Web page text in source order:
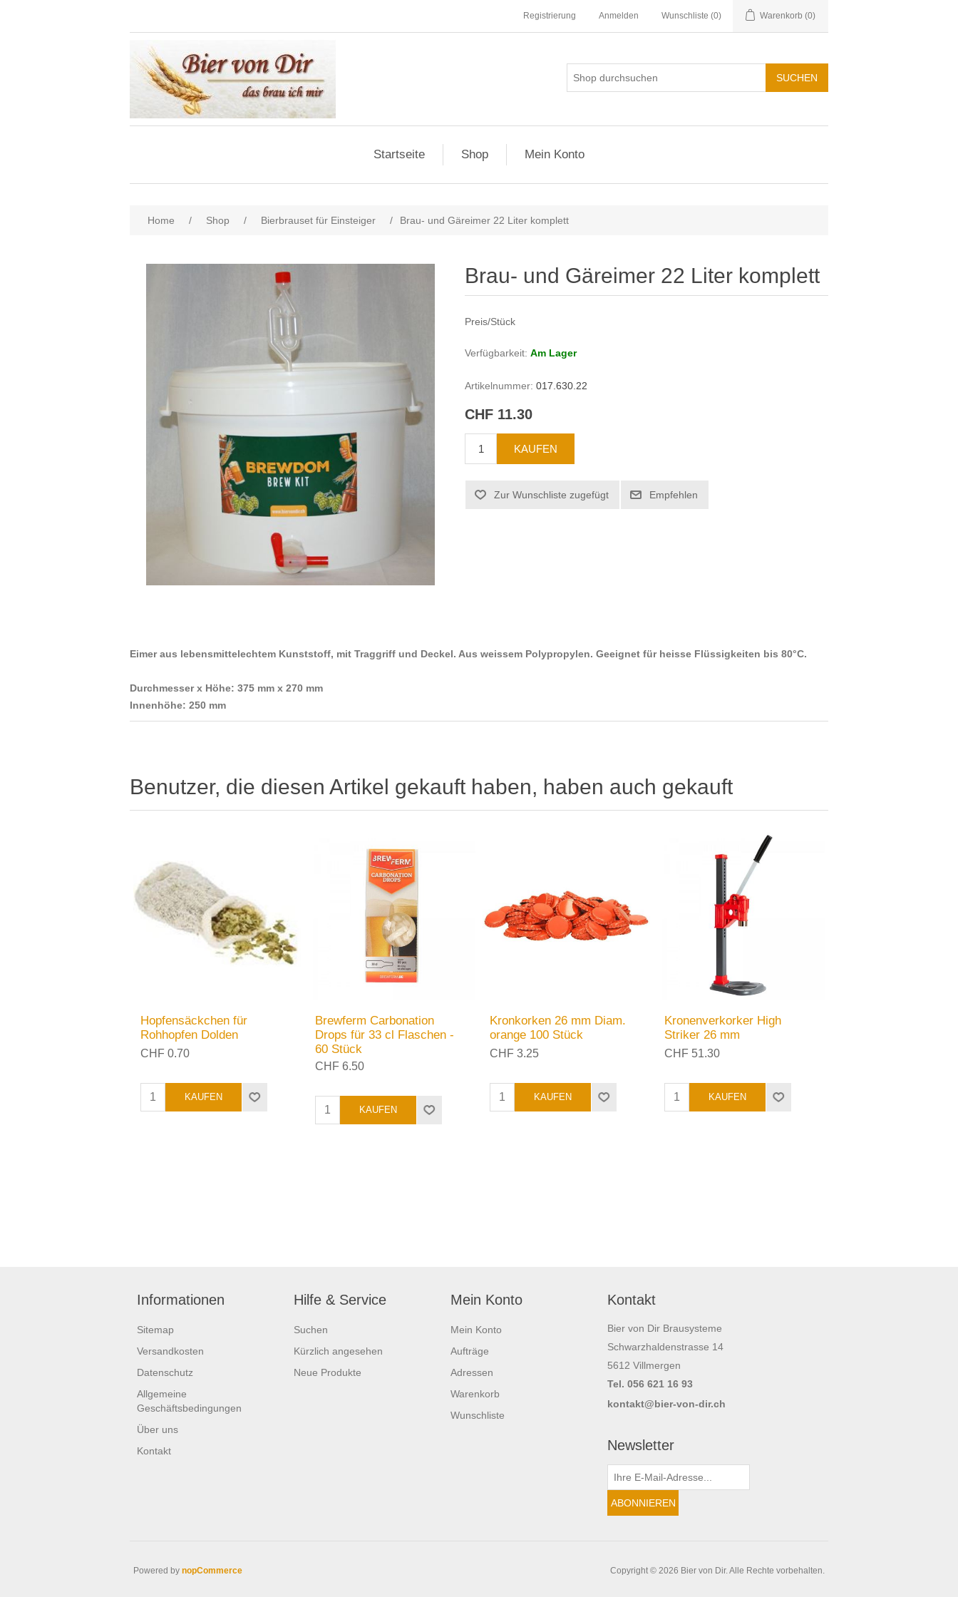
Registrierung Anmelden Wunschliste (0) Warenkorb (0)
Startseite Shop Mein Konto
Home / Shop / Bierbrauset für Einsteiger / Brau- und Gäreimer 22 Liter komplett
Brau- und Gäreimer 22 Liter komplett
Preis/Stück
Verfügbarkeit: Am Lager
Artikelnummer: 017.630.22
CHF 11.30
Eimer aus lebensmittelechtem Kunststoff, mit Traggriff und Deckel. Aus weissem Polypropylen. Geeignet für heisse Flüssigkeiten bis 80°C.
Durchmesser x Höhe: 375 mm x 270 mm
Innenhöhe: 250 mm
Benutzer, die diesen Artikel gekauft haben, haben auch gekauft
Hopfensäckchen für
Rohhopfen Dolden
CHF 0.70
Brewferm Carbonation
Drops für 33 cl Flaschen -
60 Stück
CHF 6.50
Kronkorken 26 mm Diam.
orange 100 Stück
CHF 3.25
Kronenverkorker High
Striker 26 mm
CHF 51.30
Informationen
Sitemap
Versandkosten
Datenschutz
Allgemeine
Geschäftsbedingungen
Über uns
Kontakt
Hilfe & Service
Suchen
Kürzlich angesehen
Neue Produkte
Mein Konto
Mein Konto
Aufträge
Adressen
Warenkorb
Wunschliste
Kontakt
Bier von Dir Brausysteme
Schwarzhaldenstrasse 14
5612 Villmergen
Tel. 056 621 16 93
kontakt@bier-von-dir.ch
Newsletter
Copyright © 2026 Bier von Dir. Alle Rechte vorbehalten.
Powered by nopCommerce